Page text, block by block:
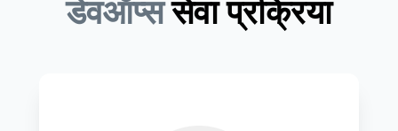
डेवऑप्ससेवाप्रक्रिया